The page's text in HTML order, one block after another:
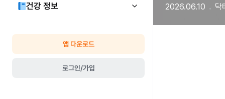
건강 정보
앱 다운로드
로그인/가입
2026.06.10 닥